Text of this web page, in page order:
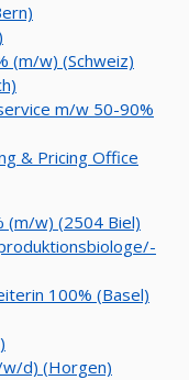
(m/w) (Schweiz)
m/w 50-90%
& Pricing Office
(m/w) (2504 Biel)
100% (Basel)
d) (Horgen)